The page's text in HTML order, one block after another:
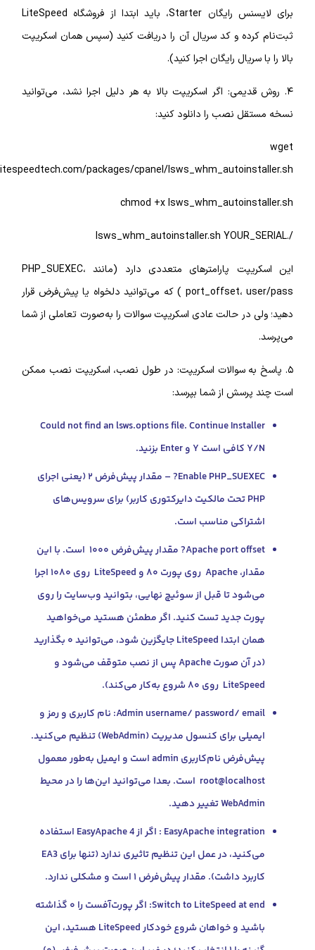
برای لایسنس رایگان Starter، باید ابتدا از فروشگاه LiteSpeed
و کد سریال آن را دریافت کنید (سپس همان اسکریپت
رایگان اجرا کنید).
اگر اسکریپت بالا به هر دلیل اجرا نشد، می‌توانید
نصب را دانلود کنید:
https://www.litespeedtech.com/packages/cpanel/
chmod +x
این اسکریپت پارامترهای متعددی دارد (مانند PHP_SUEXEC،
port_offset، user/pass ) که می‌توانید دلخواه یا پیش‌فرض قرار
در حالت عادی اسکریپت سوالات را به‌صورت تعاملی از شما
سوالات اسکریپت: در طول نصب، اسکریپت نصب ممکن
از شما بپرسد:
Could not find an lsws.options file. Continue
Enable PHP_SUEXEC? – مقدار پیش‌فرض ۲ (یعنی اجرای
PHP تحت مالکیت دایرکتوری کاربر) برای سرویس‌های
مناسب است.
Apache port offset? مقدار پیش‌فرض ۱۰۰۰ است. با این
مقدار، Apache روی پورت ۸۰ و LiteSpeed روی ۱۰۸۰ اجرا
تا قبل از سوئیچ نهایی، بتوانید وب‌سایت را روی
جدید تست کنید. اگر مطمئن هستید می‌خواهید
همان ابتدا LiteSpeed جایگزین شود، می‌توانید ۰ بگذارید
(در آن صورت Apache پس از نصب متوقف می‌شود و
Admin username/ password/ email: نام کاربری و رمز و
ایمیلی برای کنسول مدیریت (WebAdmin) تنظیم می‌کنید.
پیش‌فرض نام‌کاربری admin است و ایمیل به‌طور معمول
root@localhost است. بعدا می‌توانید این‌ها را در محیط
EasyApache integration : اگر از EasyApache 4 استفاده
می‌کنید، در عمل این تنظیم تاثیری ندارد (تنها برای EA3
داشت). مقدار پیش‌فرض ۱ است و مشکلی ندارد.
Switch to LiteSpeed at end: اگر پورت‌آفست را ۰ گذاشته
باشید و خواهان شروع خودکار LiteSpeed هستید، این